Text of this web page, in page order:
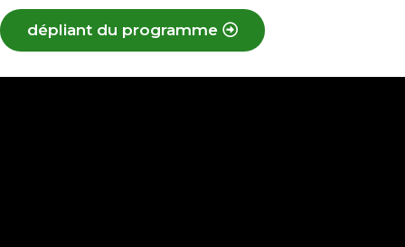
dépliant du programme